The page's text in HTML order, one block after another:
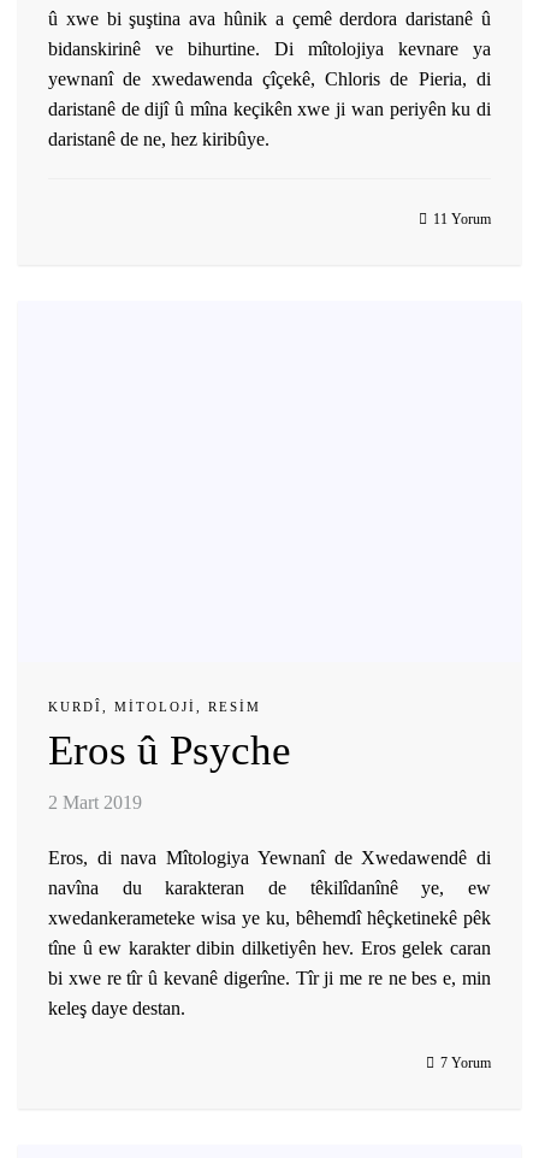
û xwe bi şuştina ava hûnik a çemê derdora daristanê û
bidanskirinê ve bihurtine. Di mîtolojiya kevnare ya
yewnanî de xwedawenda çîçekê, Chloris de Pieria, di
daristanê de dijî û mîna keçikên xwe ji wan periyên ku di
daristanê de ne, hez kiribûye.
11 Yorum
KURDÎ MITOLOJI RESIM
Eros û Psyche
2 Mart 2019
Eros, di nava Mîtologiya Yewnanî de Xwedawendê di
navîna du karakteran de têkilîdanînê ye, ew
xwedankerameteke wisa ye ku, bêhemdî hêçketinekê pêk
tîne û ew karakter dibin dilketiyên hev. Eros gelek caran
bi xwe re tîr û kevanê digerîne. Tîr ji me re ne bes e, min
keleş daye destan.
7 Yorum